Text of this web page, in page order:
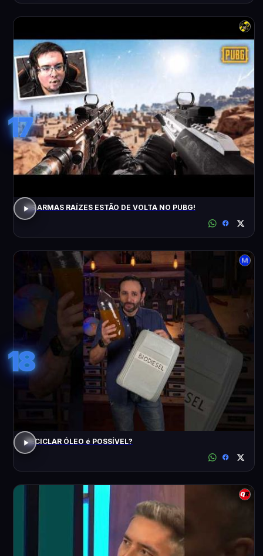
17
AS ARMAS RAÍZES ESTÃO DE VOLTA NO PUBG!
18
RECICLAR ÓLEO é POSSÍVEL?